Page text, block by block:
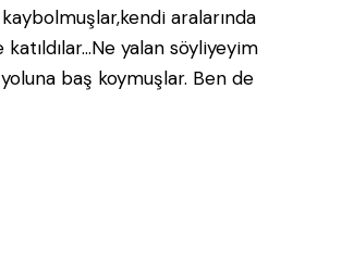
aralarında
yalan söyliyeyim
baş koymuşlar. Ben de